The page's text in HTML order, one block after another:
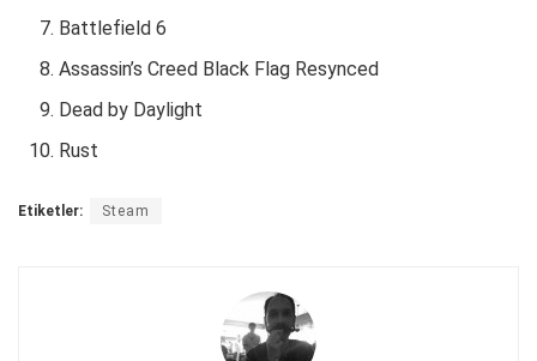
Battlefield 6
Assassin’s Creed Black Flag Resynced
Dead by Daylight
Rust
Etiketler: Steam